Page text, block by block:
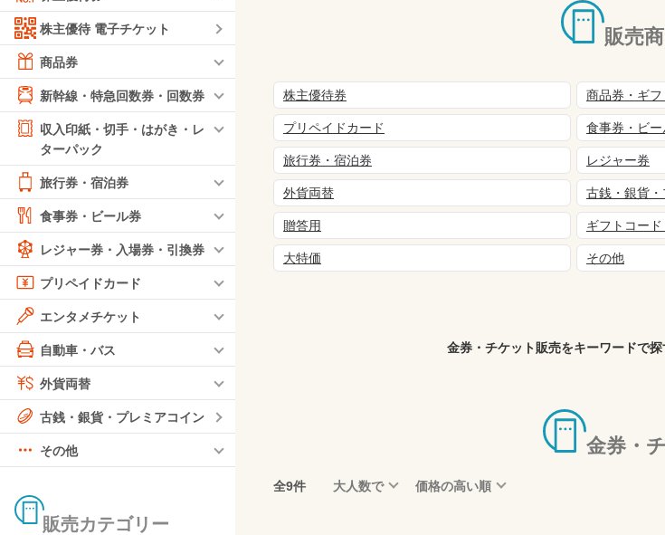
株主優待 電子チケット
商品券
新幹線・特急回数券・回数券
収入印紙・切手・はがき・レ
ターパック
旅行券・宿泊券
食事券・ビール券
レジャー券・入場券・引換券
プリペイドカード
エンタメチケット
自動車・バス
外貨両替
古銭・銀貨・プレミアコイン
その他
販売カテゴリー
販売
株主優待券 商品券・ギフ
プリペイドカード 食事券・ビー
旅行券・宿泊券 レジャー券
外貨両替 古銭・銀貨
贈答用 ギフトコー
大特価 その他
金券・チケット販売をキーワードで探
金券・
全9件 大人数で 価格の高い順